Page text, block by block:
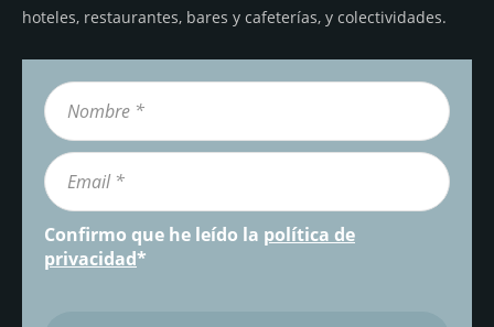
hoteles, restaurantes, bares y cafeterías, y colectividades.
Confirmo que he leído la política de
privacidad*